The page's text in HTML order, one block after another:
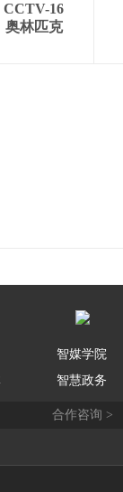
CCTV-16
奥林匹克
智媒学院
智慧政务
合作咨询 >